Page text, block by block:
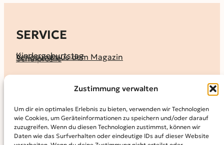
Zustimmung verwalten
Um dir ein optimales Erlebnis zu bieten, verwenden wir Technologien
wie Cookies, um Geräteinformationen zu speichern und/oder darauf
zuzugreifen. Wenn du diesen Technologien zustimmst, können wir
Daten wie das Surfverhalten oder eindeutige IDs auf dieser Website
SERVICE
Kindergeburtstag
Verlosung aus dem Magazin
Schulprofile
KALENDER
MAGAZIN